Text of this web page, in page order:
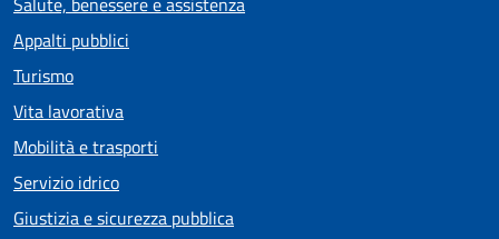
Appalti pubblici
Turismo
Vita lavorativa
Mobilità e trasporti
Servizio idrico
Giustizia e sicurezza pubblica